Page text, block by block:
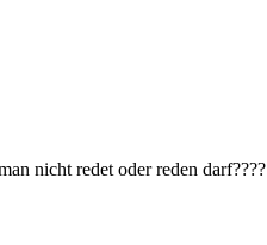
nicht redet oder reden darf????